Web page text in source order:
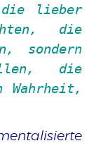
lieber
die
sondern
die
Wahrheit,